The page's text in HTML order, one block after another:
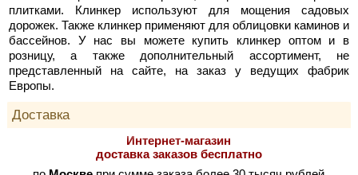
плитками. Клинкер используют для мощения садовых
дорожек. Также клинкер применяют для облицовки каминов и
бассейнов. У нас вы можете купить клинкер оптом и в
розницу, а также дополнительный ассортимент, не
представленный на сайте, на заказ у ведущих фабрик
Европы.
Доставка
Интернет-магазин
доставка заказов бесплатно